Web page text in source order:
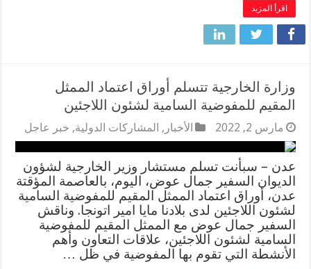
اقرأ المزيد
وزارة الخارجية تتسلم أوراق اعتماد الممثل
المقيم للمفوضية السامية لشئون اللاجئين
مارس 2, 2022 الأخبار , المشاركات الدولية, خبر عاجل
عدن – سبأنت تسلم مستشار وزير الخارجية لشؤون
الديوان السفير جمال عوض، اليوم، بالعاصمة المؤقتة
عدن، أوراق اعتماد الممثل المقيم للمفوضية السامية
لشئون اللاجئين لدى بلادنا مايا امير اتونجا. وناقش
السفير جمال عوض مع الممثل المقيم للمفوضية
السامية لشئون اللاجئين، علاقات التعاون وأهم
الأنشطة التي تقوم بها المفوضية في ظل …